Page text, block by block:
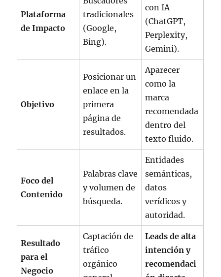
Plataforma
de Impacto
tradicionales
(Google,
Bing).
con IA
(ChatGPT,
Perplexity,
Gemini).
Objetivo
Posicionar un
enlace en la
primera
página de
resultados.
Aparecer
como la
marca
recomendada
dentro del
texto fluido.
Foco del
Contenido
Palabras clave
y volumen de
búsqueda.
Entidades
semánticas,
datos
verídicos y
autoridad.
Resultado
para el
Negocio
Captación de
tráfico
orgánico
Leads de alta
intención y
recomendaci